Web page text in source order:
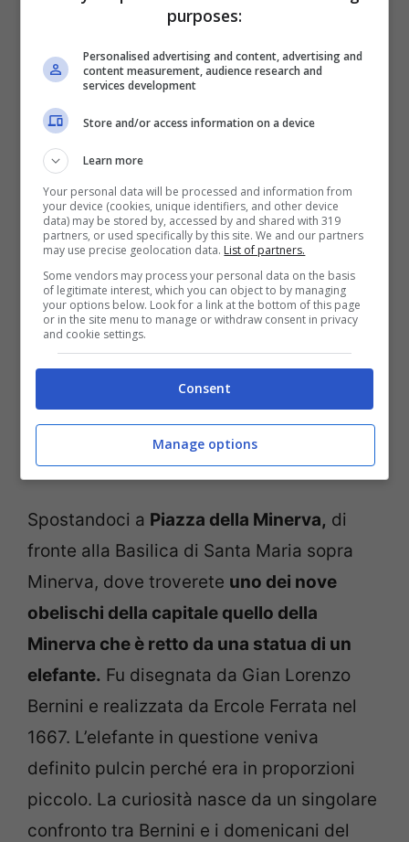
dove sorge appuntoPasquino
statua parlante. Questo perché
nell’antichità i cittadini ci affiggevano delle
critiche e componimento satirici contro i
governanti che venivano ricordate come
pasquinate.
Roma, queste statue non devi perderle (ViaggiNews.com)
Spostandoci a Piazza della Minerva, di
fronte alla Basilica di Santa Maria sopra
Minerva, dove troverete uno dei nove
obelischi della capitale quello della
Minerva che è retto da una statua di un
elefante. Fu disegnata da Gian Lorenzo
Bernini e realizzata da Ercole Ferrata nel
1667. L’elefante in questione veniva
definito pulcin perché era in proporzioni
piccolo. La curiosità nasce da un singolare
confronto tra Bernini e i domenicani del
purposes:
Personalised advertising and content, advertising and
content measurement, audience research and
services development
Store and/or access information on a device
Learn more
Your personal data will be processed and information from
your device (cookies, unique identifiers, and other device
data) may be stored by, accessed by and shared with 319
partners, or used specifically by this site. We and our partners
may use precise geolocation data. List of partners.
Some vendors may process your personal data on the basis
of legitimate interest, which you can object to by managing
your options below. Look for a link at the bottom of this page
or in the site menu to manage or withdraw consent in privacy
and cookie settings.
Consent
Manage options